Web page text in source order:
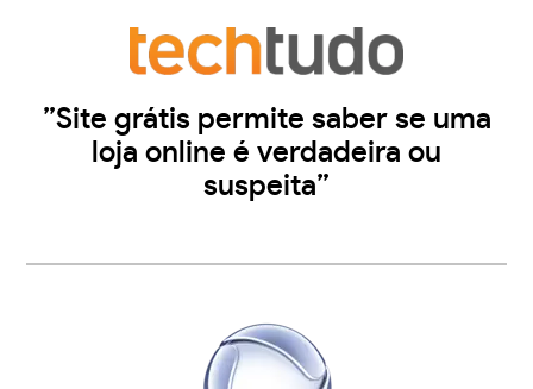
”Site grátis permite saber se uma
loja online é verdadeira ou
suspeita”